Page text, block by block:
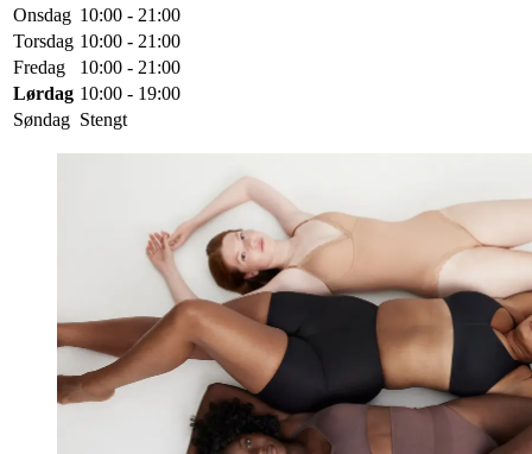
Onsdag 10:00 - 21:00
Torsdag 10:00 - 21:00
Fredag
10:00 - 21:00
Lørdag 10:00 - 19:00
Søndag Stengt